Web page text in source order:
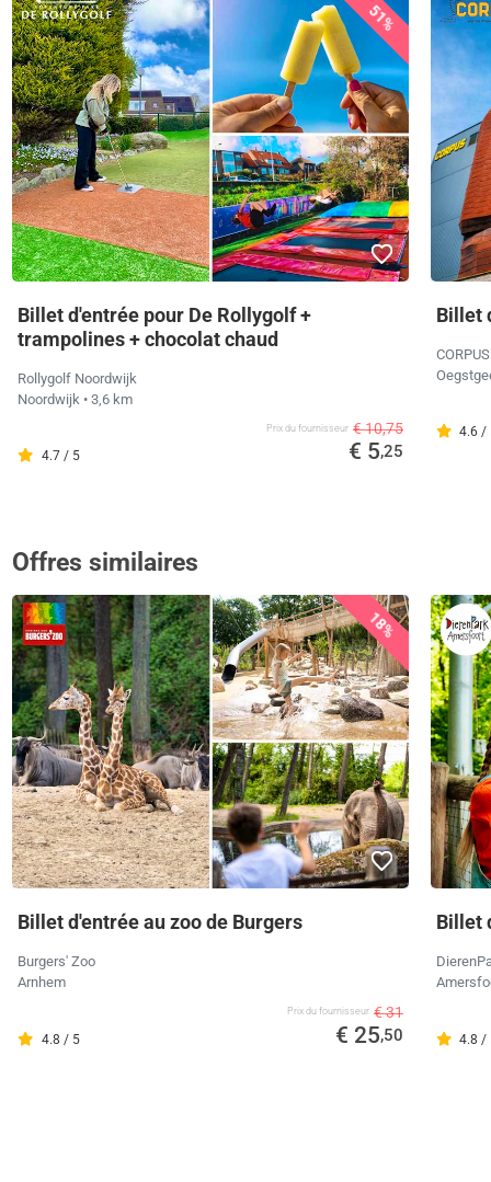
51%
Billet d'entrée pour De Rollygolf +
trampolines + chocolat chaud
Rollygolf Noordwijk
Noordwijk • 3,6 km
4.7 / 5
Prix ​​du fournisseur € 10,75
€ 5,25
Billet
CORPUS
4.6 /
Offres similaires
18%
Billet d'entrée au zoo de Burgers
Burgers' Zoo
Arnhem
4.8 / 5
Prix ​​du fournisseur € 31
€ 25,50
Billet
4.8 /